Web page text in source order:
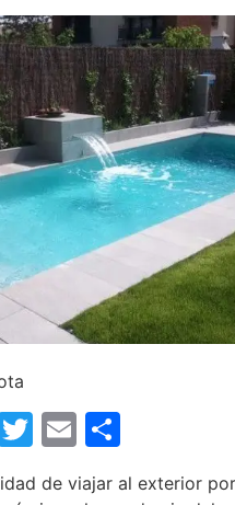
Twitter
Email
de viajar al exterior